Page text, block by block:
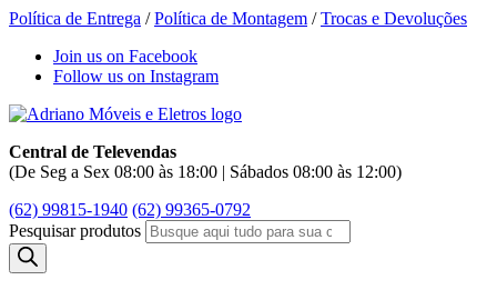
Política de Entrega /Política de Montagem /Trocas e Devoluções
Join us on Facebook
Follow us on Instagram
Central de Televendas
(De Seg a Sex 08:00 às 18:00 | Sábados 08:00 às 12:00)
(62) 99815-1940 (62) 99365-0792
Pesquisar produtos